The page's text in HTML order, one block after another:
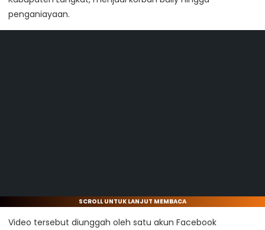
penganiayaan.
SCROLL UNTUK LANJUT MEMBACA
Video tersebut diunggah oleh satu akun Facebook